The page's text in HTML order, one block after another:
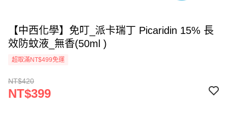
【中西化學】免叮_派卡瑞丁 Picaridin 15% 長
效防蚊液_無香(50ml )
超取滿NT$499免運
NT$420
NT$399